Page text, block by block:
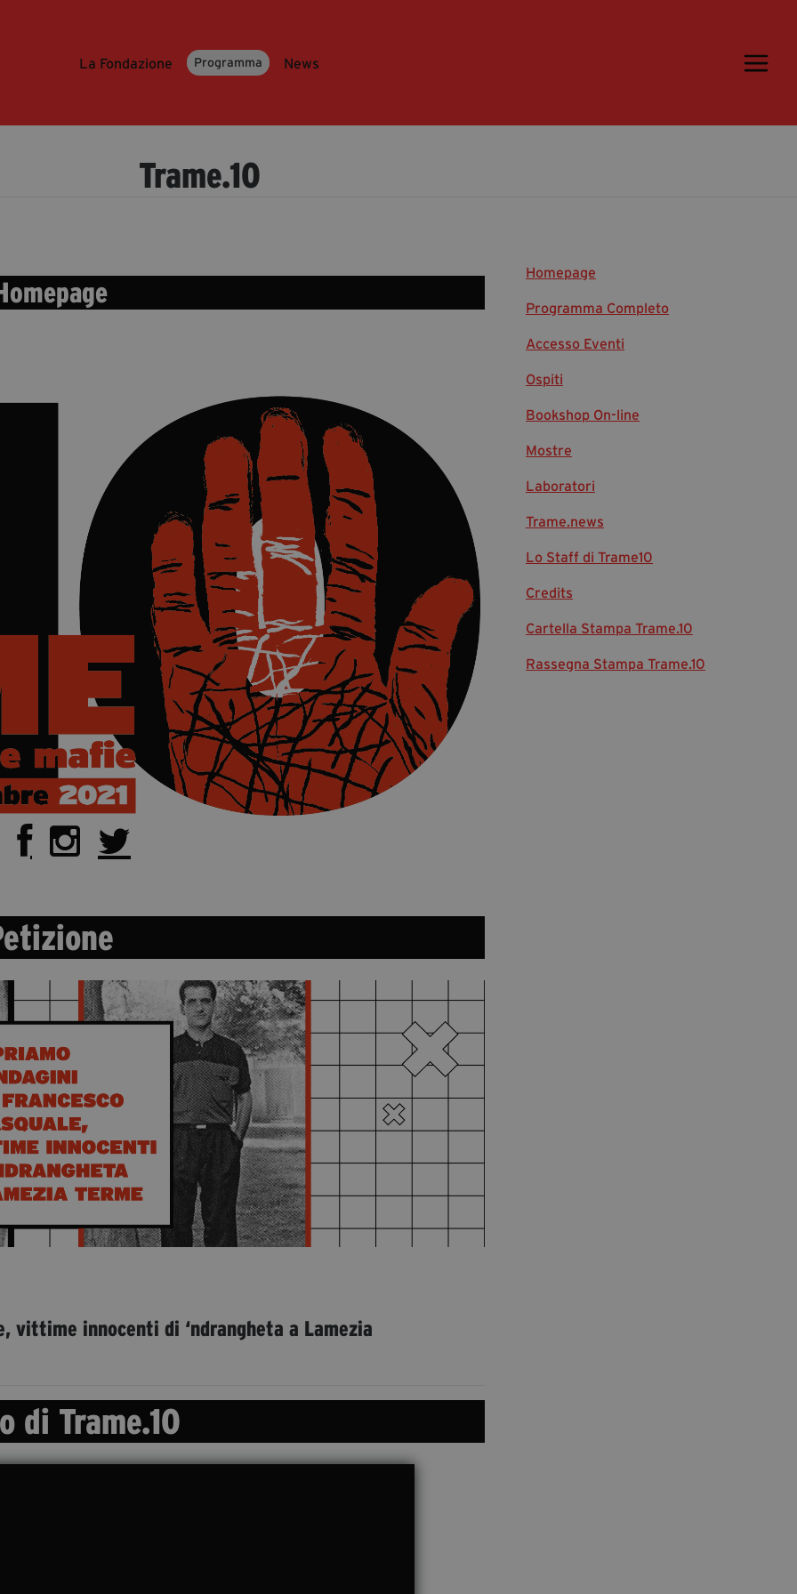
La Fondazione Programma News
Ospiti
Accrediti Stampa
Diventa Partner
Dona
Fondazione Trame
Civico Trame
#Trameascuola
Visioni Civiche
Mostra 3D - Visioni Civiche
Il Diritto di Essere
Archivio Storico
Contatti
Trame.10
vittime innocenti di ‘ndrangheta a Lamezia
di Trame.10
Homepage
Programma Completo
Accesso Eventi
Ospiti
Bookshop On-line
Mostre
Laboratori
Trame.news
Lo Staff di Trame10
Credits
Cartella Stampa Trame.10
Rassegna Stampa Trame.10